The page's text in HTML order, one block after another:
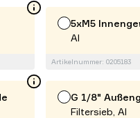
5xM5
Al
Artikelnummer: 0205183
G 1/8"
Filtersieb, Al